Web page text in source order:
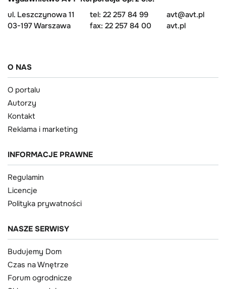
ul. Leszczynowa 11
03-197 Warszawa
tel: 22 257 84 99
fax: 22 257 84 00
avt@avt.pl
avt.pl
O NAS
O portalu
Autorzy
Kontakt
Reklama i marketing
INFORMACJE PRAWNE
Regulamin
Licencje
Polityka prywatności
NASZE SERWISY
Budujemy Dom
Czas na Wnętrze
Forum ogrodnicze